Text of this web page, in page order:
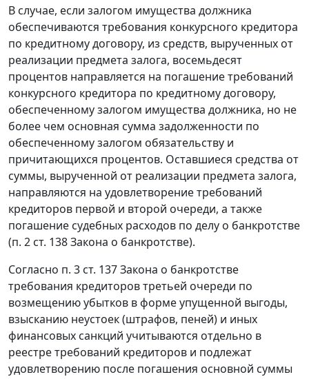
В случае, если залогом имущества должника
обеспечиваются требования конкурсного кредитора
по кредитному договору, из средств, вырученных от
реализации предмета залога, восемьдесят
процентов направляется на погашение требований
конкурсного кредитора по кредитному договору,
обеспеченному залогом имущества должника, но не
более чем основная сумма задолженности по
обеспеченному залогом обязательству и
причитающихся процентов. Оставшиеся средства от
суммы, вырученной от реализации предмета залога,
направляются на удовлетворение требований
кредиторов первой и второй очереди, а также
погашение судебных расходов по делу о банкротстве
(п. 2 ст. 138Закона о банкротстве).
Согласно п. 3 ст. 137Закона о банкротстве
требования кредиторов третьей очереди по
возмещению убытков в форме упущенной выгоды,
взысканию неустоек (штрафов, пеней) и иных
финансовых санкций учитываются отдельно в
реестре требований кредиторов и подлежат
удовлетворению после погашения основной суммы